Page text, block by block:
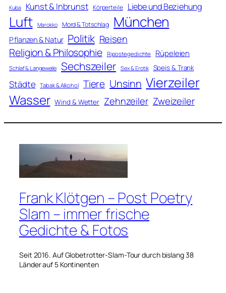
Kuba Kunst & Inbrunst Körperteile Liebe und Beziehung
Luft Marokko Mord & Totschlag München
Pflanzen & Natur Politik Reisen
Religion & Philosophie Ripostegedichte Rüpeleien
Schlaf & Langeweile Sechszeiler Sex & Erotik Speis & Trank
Städte Tabak & Alkohol Tiere Unsinn Vierzeiler
Wasser Wind & Wetter Zehnzeiler Zweizeiler
Frank Klötgen – Post Poetry
Slam – immer frische
Gedichte & Fotos
Seit 2016. Auf Globetrotter-Slam-Tour durch bislang 38
Länder auf 5 Kontinenten